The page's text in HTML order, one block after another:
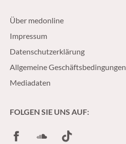
Über medonline
Impressum
Datenschutzerklärung
Allgemeine Geschäftsbedingungen
Mediadaten
FOLGEN SIE UNS AUF:
FacebookSoundCloud
TikTok